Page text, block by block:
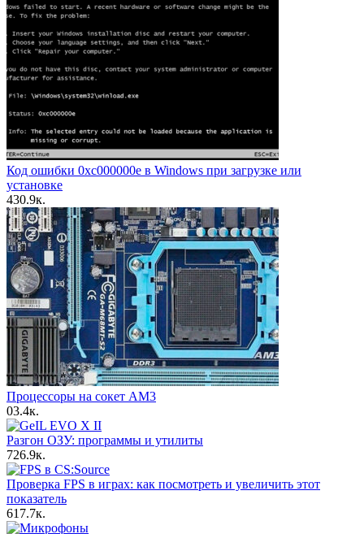
Код ошибки 0xc000000e в Windows при загрузке или
установке
430.9к.
Процессоры на сокет AM3
03.4к.
Разгон ОЗУ: программы и утилиты
726.9к.
Проверка FPS в играх: как посмотреть и увеличить этот
показатель
617.7к.